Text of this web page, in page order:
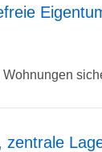
zentrale